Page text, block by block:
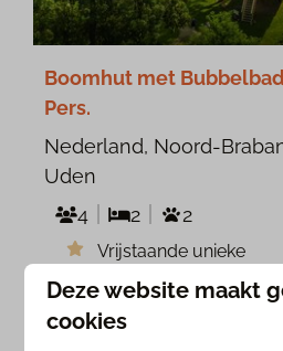
Boomhut met
Pers.
Nederland, Noord-
Uden
4
2 2
Vrijstaande unieke
accommodatie op
Gaaf uitzicht vanuit je
Deze website maakt
cookies